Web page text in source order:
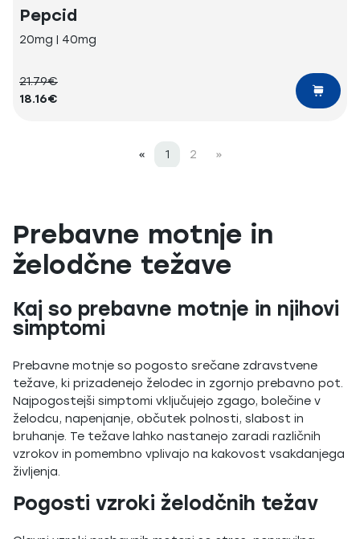
Pepcid
20mg | 40mg
21.79€
18.16€
« 1 2 »
Prebavne motnje in
želodčne težave
Kaj so prebavne motnje in njihovi
simptomi
Prebavne motnje so pogosto srečane zdravstvene
težave, ki prizadenejo želodec in zgornjo prebavno pot.
Najpogostejši simptomi vključujejo zgago, bolečine v
želodcu, napenjanje, občutek polnosti, slabost in
bruhanje. Te težave lahko nastanejo zaradi različnih
vzrokov in pomembno vplivajo na kakovost vsakdanjega
življenja.
Pogosti vzroki želodčnih težav